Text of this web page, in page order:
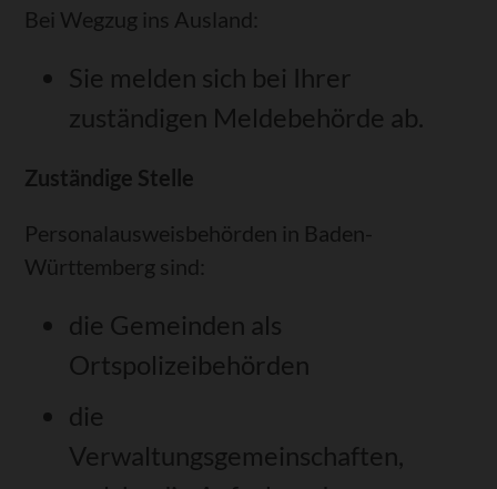
Bei Wegzug ins Ausland:
Sie melden sich bei Ihrer
zuständigen Meldebehörde ab.
Zuständige Stelle
Personalausweisbehörden in Baden-
Württemberg sind:
die Gemeinden als
Ortspolizeibehörden
die
Verwaltungsgemeinschaften,